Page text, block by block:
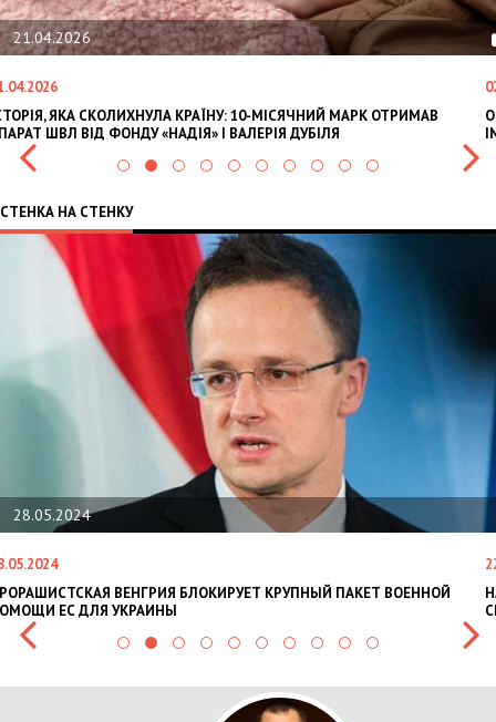
21.04.2026
ЯКА СКОЛИХНУЛА КРАЇНУ: 10-МІСЯЧНИЙ МАРК ОТРИМАВ
ШВЛ ВІД ФОНДУ «НАДІЯ» І ВАЛЕРІЯ ДУБІЛЯ
СТЕНКА НА СТЕНКУ
28.05.2024
ВЕНГРИЯ БЛОКИРУЕТ КРУПНЫЙ ПАКЕТ ВОЕННОЙ
ЕС ДЛЯ УКРАИНЫ